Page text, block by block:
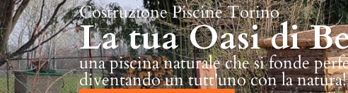
Costruzione Piscine Torino
La tua Oasi di
una piscina naturale che si fonde
diventando un tutt'uno con la natura!